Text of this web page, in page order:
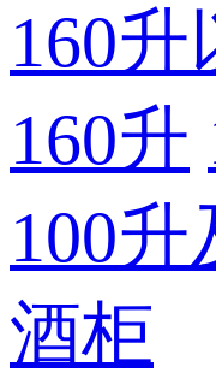
160升
160升
100
酒柜